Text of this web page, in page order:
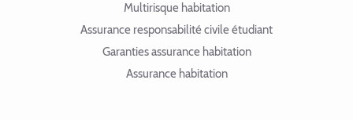
Multirisque habitation
Assurance responsabilité civile étudiant
Garanties assurance habitation
Assurance habitation